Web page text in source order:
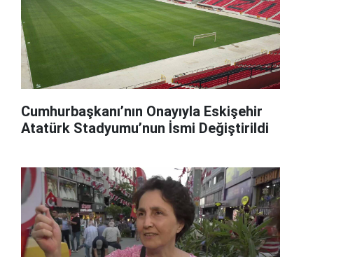
Cumhurbaşkanı’nın Onayıyla Eskişehir
Atatürk Stadyumu’nun İsmi Değiştirildi